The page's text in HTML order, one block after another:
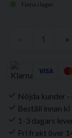
Finns i lager
- +
Nöjda kunder
Beställ innan
1-3 dagars
Fri frakt över